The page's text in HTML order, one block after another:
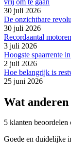
30 juli 2026
De onzichtbare
30 juli 2026
Recordaantal
3 juli 2026
Hoogste spaarrente
2 juli 2026
Hoe belangrijk is
25 juni 2026
Wat anderen
5 klanten beoordelen
Goede en duidelijke